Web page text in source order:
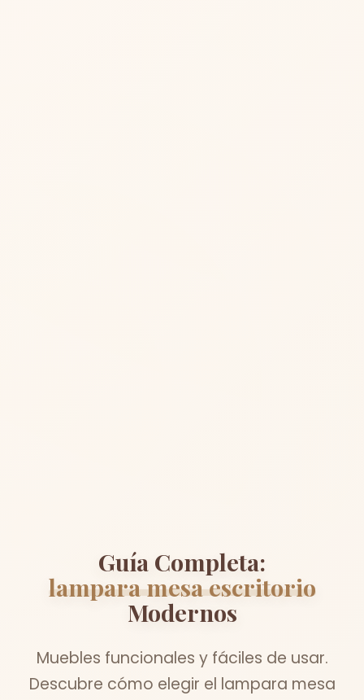
Guía Completa:
lampara mesa escritorio
Modernos
Muebles funcionales y fáciles de usar.
Descubre cómo elegir el lampara mesa